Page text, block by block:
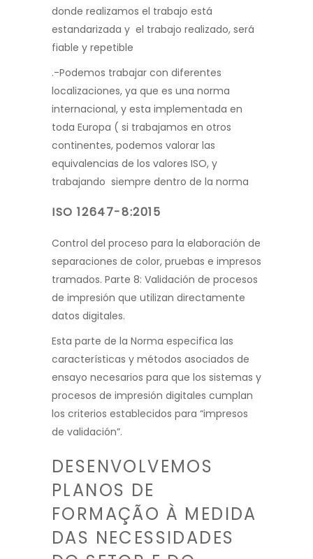
donde realizamos el trabajo está
estandarizada y el trabajo realizado, será
fiable y repetible
.-Podemos trabajar con diferentes
localizaciones, ya que es una norma
internacional, y esta implementada en
toda Europa ( si trabajamos en otros
continentes, podemos valorar las
equivalencias de los valores ISO, y
trabajando siempre dentro de la norma
ISO 12647-8:2015
Control del proceso para la elaboración de
separaciones de color, pruebas e impresos
tramados. Parte 8: Validación de procesos
de impresión que utilizan directamente
datos digitales.
Esta parte de la Norma especifica las
características y métodos asociados de
ensayo necesarios para que los sistemas y
procesos de impresión digitales cumplan
los criterios establecidos para “impresos
de validación”.
DESENVOLVEMOS
PLANOS DE
FORMAÇÃO À MEDIDA
DAS NECESSIDADES